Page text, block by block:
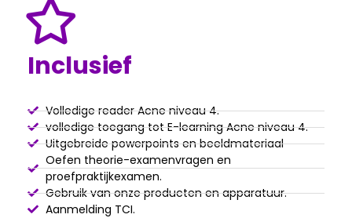
Inclusief
Volledige reader Acne niveau 4.
volledige toegang tot E-learning Acne niveau 4.
Uitgebreide powerpoints en beeldmateriaal
Oefen theorie-examenvragen en
proefpraktijkexamen.
Gebruik van onze producten en apparatuur.
Aanmelding TCI.